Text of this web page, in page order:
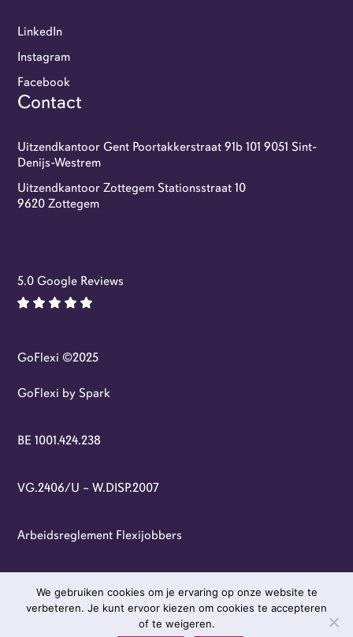
LinkedIn
Instagram
Facebook
Contact
Uitzendkantoor Gent Poortakkerstraat 91b 101 9051 Sint-
Denijs-Westrem
Uitzendkantoor Zottegem Stationsstraat 10
9620 Zottegem
5.0 Google Reviews
GoFlexi ©2025
GoFlexi by Spark
BE 1001.424.238
VG.2406/U – W.DISP.2007
Arbeidsreglement Flexijobbers
We gebruiken cookies om je ervaring op onze website te
verbeteren. Je kunt ervoor kiezen om cookies te accepteren
of te weigeren.